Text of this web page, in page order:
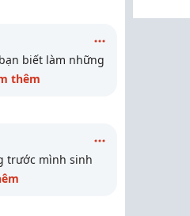
biết làm những
thêm
trước mình sinh